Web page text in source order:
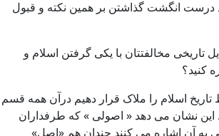
انگشت گذاشتن بر همین نکته و قبول
مخالفتتان با یکی گرفتن اسلام و
کنید؟
اسلام را ملاک قرار دهیم درآن همه قسم
نشان می دهد « اصولی » که طرفداران
به آن اشاره می کنند چندان هم «اصل»